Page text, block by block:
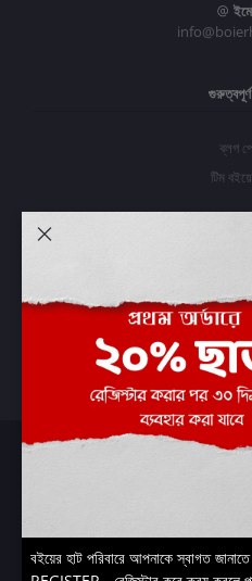
ব্লগ
টিম
অর্ডার
আমার
অর্ডার
Boier Haat™ | © All
বইয়ের হাট পরিবারে আপনাকে স্বাগত